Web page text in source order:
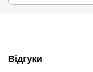
Відгуки